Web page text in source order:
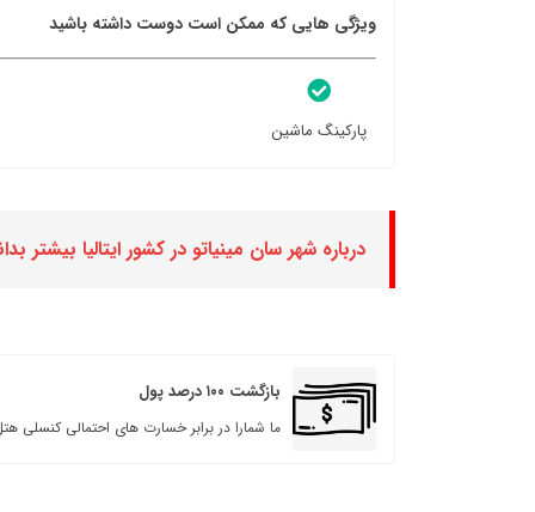
ویژگی هایی که ممکن است دوست داشته باشید
پارکینگ ماشین
درباره شهر سان مینیاتو در کشور ایتالیا بیشتر
بازگشت ۱۰۰ درصد پول
ما شمارا در برابر خسارت های احتمالی کنسلی